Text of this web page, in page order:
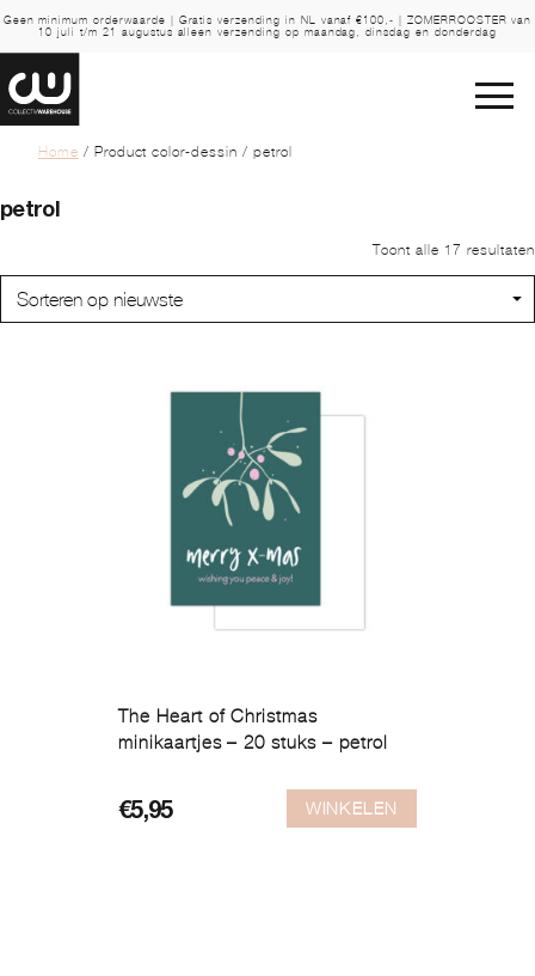
Geen minimum orderwaarde | Gratis verzending in NL vanaf €100,- | ZOMERROOSTER van
10 juli t/m 21 augustus alleen verzending op maandag, dinsdag en donderdag
Home / Product color-dessin / petrol
petrol
Toont alle 17 resultaten
The Heart of Christmas
minikaartjes – 20 stuks – petrol
€5,95 WINKELEN